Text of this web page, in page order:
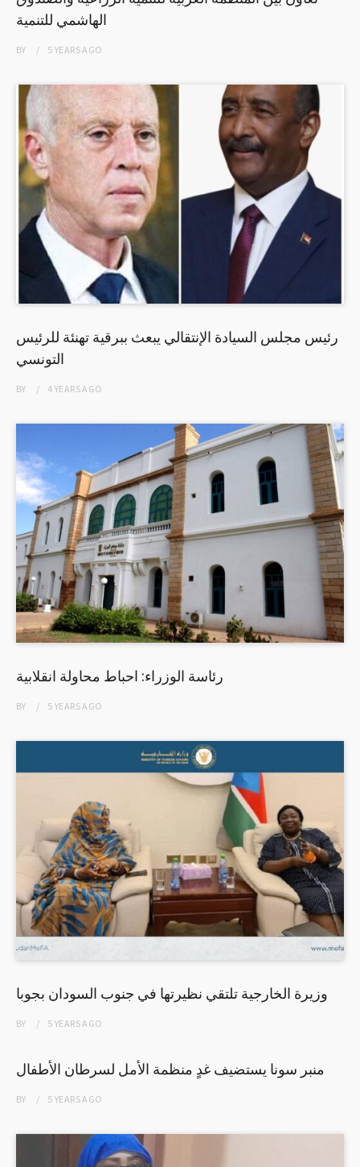
الهاشمي للتنمية
BY 5 YEARSAGO
رئيس مجلس السيادة الإنتقالي يبعث ببرقية تهنئة للرئيس
التونسي
BY 4 YEARSAGO
رئاسة الوزراء: احباط محاولة انقلابية
BY 5 YEARSAGO
وزيرة الخارجية تلتقي نظيرتها في جنوب السودان بجوبا
BY 5 YEARSAGO
منبر سونا يستضيف غدٍ منظمة الأمل لسرطان الأطفال
BY 5 YEARSAGO